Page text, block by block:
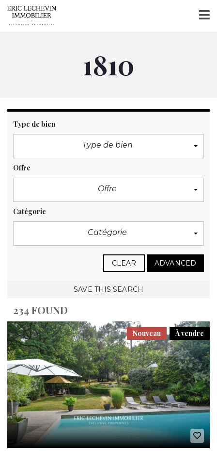
1810
Type de bien
Type de bien
Offre
Offre
Catégorie
Catégorie
CLEAR ADVANCED
SAVE THIS SEARCH
234 FOUND
À vendre
Nouveau